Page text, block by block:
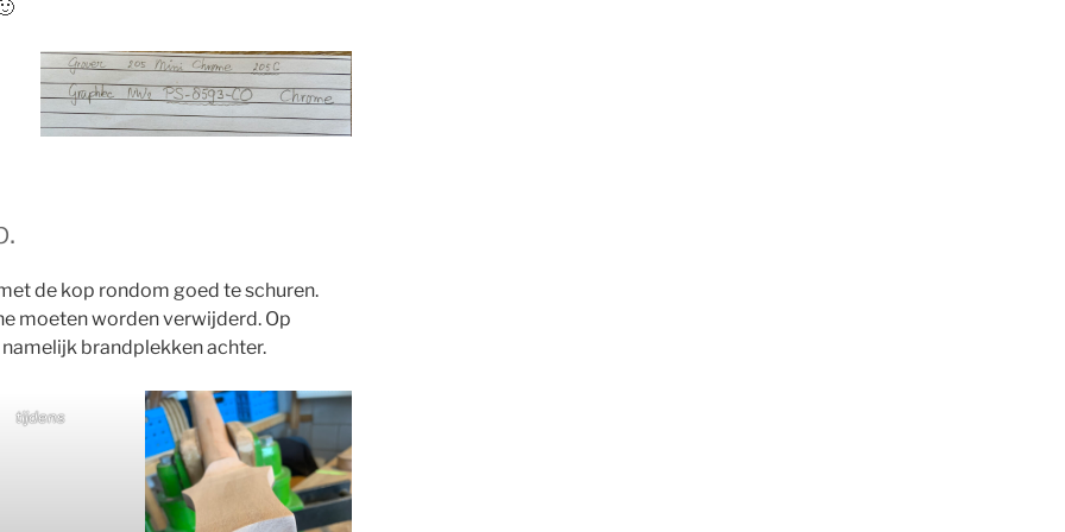
de kop rondom goed te schuren.
moeten worden verwijderd. Op
brandplekken achter.
tijdens